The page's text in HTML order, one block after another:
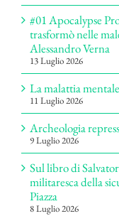
#01 Apocalypse
trasformò nelle
Alessandro Verna
13 Luglio 2026
La malattia
11 Luglio 2026
Archeologia
9 Luglio 2026
Sul libro di
militaresca della
Piazza
8 Luglio 2026